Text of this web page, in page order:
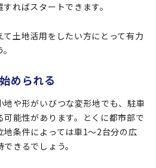
ればスタートできます。
土地活用をしたい方にとって有力
められる
や形がいびつな変形地でも、駐車
能性があります。とくに都市部で
地条件によっては車1〜2台分の広
きるでしょう。